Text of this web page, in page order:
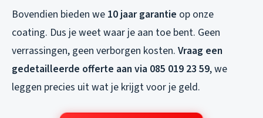
Bovendien bieden we 10 jaar garantie op onze
coating. Dus je weet waar je aan toe bent. Geen
verrassingen, geen verborgen kosten. Vraag een
gedetailleerde offerte aan via 085 019 23 59, we
leggen precies uit wat je krijgt voor je geld.